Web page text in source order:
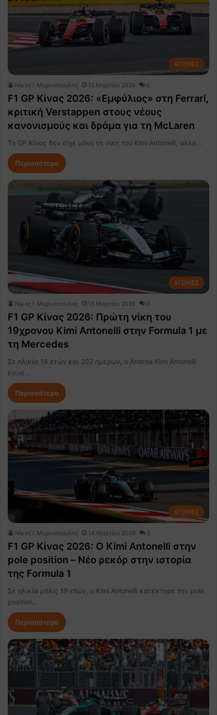
ΑΓΩΝΕΣ
Nίκος Ι. Mαρινόπουλος 15 Μαρτίου 2026 0
F1 GP Κίνας 2026: «Εμφύλιος» στη Ferrari,
κριτική Verstappen στους νέους
κανονισμούς και δράμα για τη McLaren
Το GP Κίνας δεν είχε μόνο τη νίκη του Kimi Antonelli, αλλά…
Περισσότερα
ΑΓΩΝΕΣ
Nίκος Ι. Mαρινόπουλος 15 Μαρτίου 2026 0
F1 GP Κίνας 2026: Πρώτη νίκη του
19χρονου Kimi Antonelli στην Formula 1 με
τη Mercedes
Σε ηλικία 19 ετών και 202 ημερών, ο Andrea Kimi Antonelli
έγινε…
Περισσότερα
ΑΓΩΝΕΣ
Nίκος Ι. Mαρινόπουλος 14 Μαρτίου 2026 0
F1 GP Κίνας 2026: Ο Kimi Antonelli στην
pole position – Νέο ρεκόρ στην ιστορία
της Formula 1
Σε ηλικία μόλις 19 ετών, ο Kimi Antonelli κατέκτησε την pole
position…
Περισσότερα